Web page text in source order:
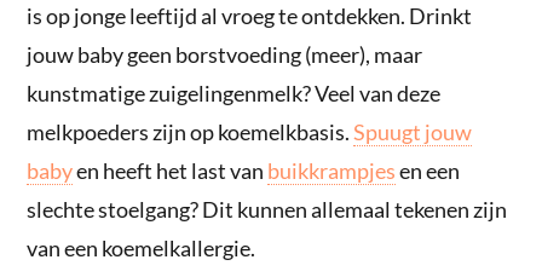
is op jonge leeftijd al vroeg te ontdekken. Drinkt
jouw baby geen borstvoeding (meer), maar
kunstmatige zuigelingenmelk? Veel van deze
melkpoeders zijn op koemelkbasis.Spuugt jouw
babyen heeft het last van buikkrampjesen een
slechte stoelgang? Dit kunnen allemaal tekenen zijn
van een koemelkallergie.